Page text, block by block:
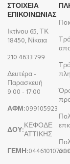
ΣΤΟΙΧΕΙΑ
ΕΠΙΚΟΙΝΩΝΙΑΣ
Ικτίνου 65, ΤΚ
18450, Νίκαια
210 4633 799
Δευτέρα -
Παρασκευή
9:00 - 17:00
ΑΦΜ:099105923
ΔΟΥ:ΚΕΦΟΔΕ
ΑΤΤΙΚΗΣ
ΓΕΜΗ: